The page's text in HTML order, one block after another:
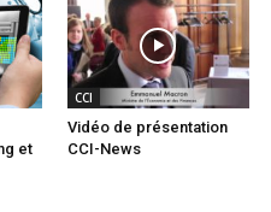
et
CCI
Vidéo de présentation
CCI-News